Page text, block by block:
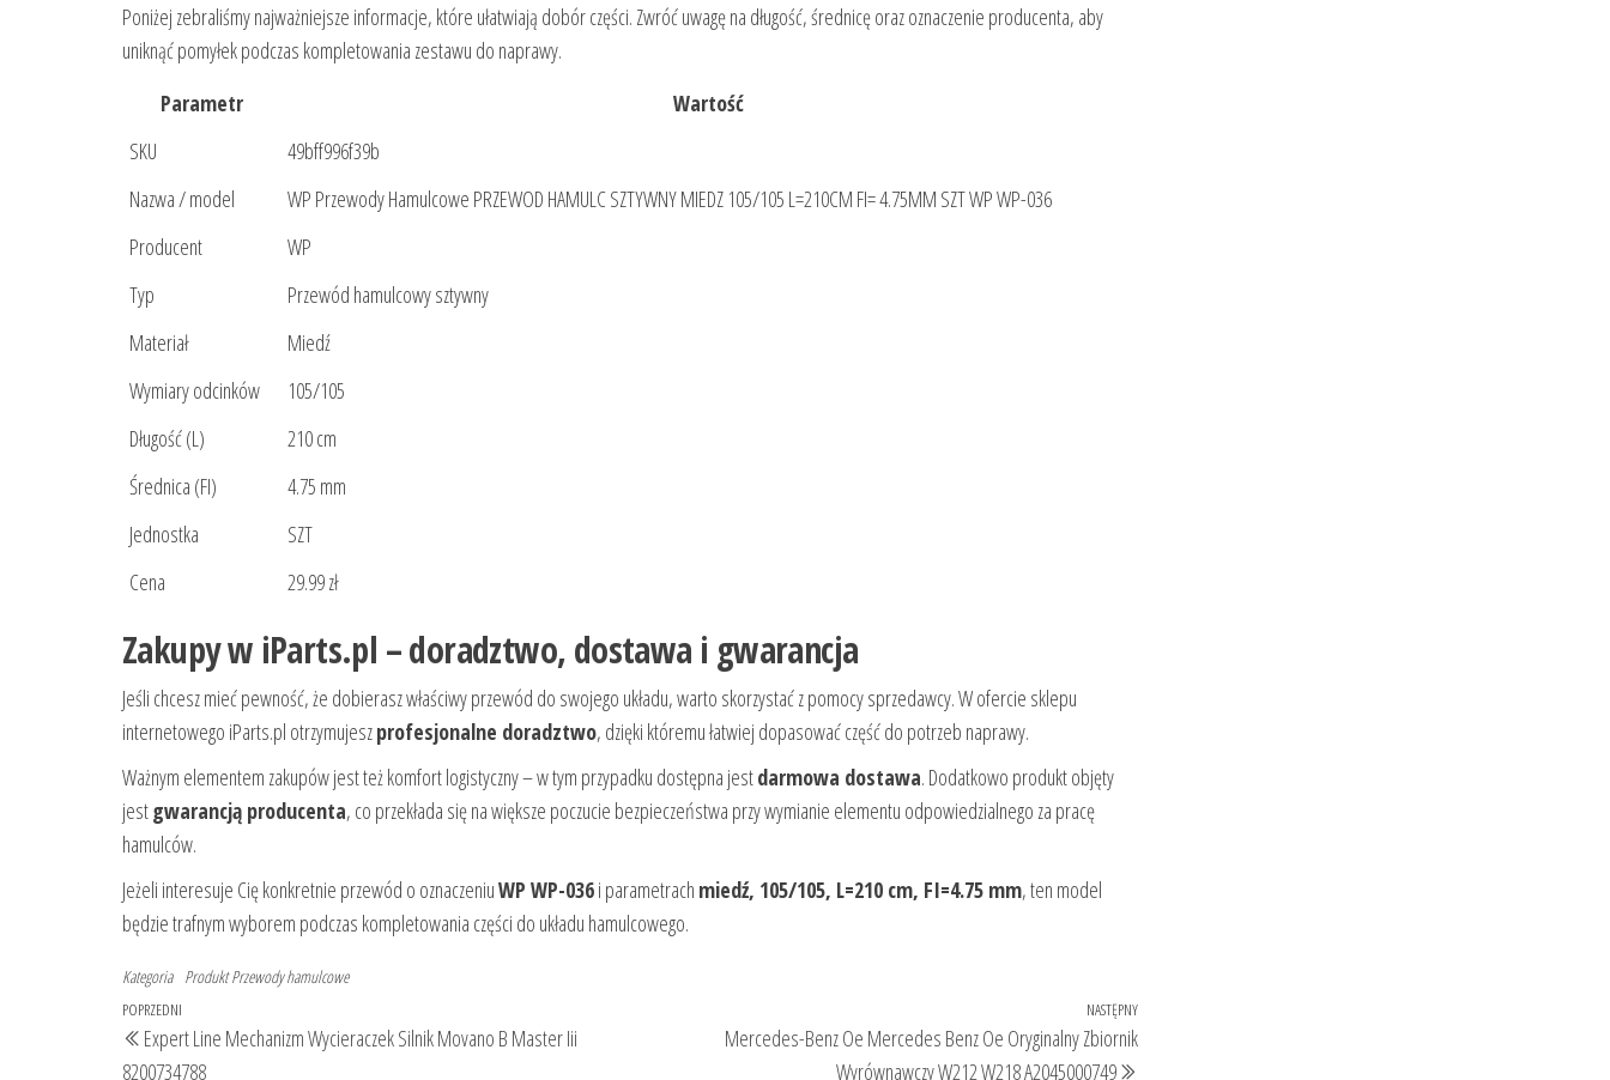
Poniżej zebraliśmy najważniejsze informacje, które ułatwiają dobór części. Zwróć uwagę na długość, średnicę oraz oznaczenie producenta, aby
uniknąć pomyłek podczas kompletowania zestawu do naprawy.
Parametr
Wartość
SKU
49bff996f39b
Nazwa / model
WP Przewody Hamulcowe PRZEWOD HAMULC SZTYWNY MIEDZ 105/105 L=210CM FI= 4.75MM SZT WP WP-036
Producent
WP
Typ
Przewód hamulcowy sztywny
Materiał
Miedź
Wymiary odcinków
105/105
Długość (L)
210 cm
Średnica (FI)
4.75 mm
Jednostka
SZT
Cena
29.99 zł
Zakupy w iParts.pl – doradztwo, dostawa i gwarancja
Jeśli chcesz mieć pewność, że dobierasz właściwy przewód do swojego układu, warto skorzystać z pomocy sprzedawcy. W ofercie sklepu
internetowego iParts.pl otrzymujeszprofesjonalne doradztwo, dzięki któremu łatwiej dopasować część do potrzeb naprawy.
Ważnym elementem zakupów jest też komfort logistyczny – w tym przypadku dostępna jestdarmowa dostawa. Dodatkowo produkt objęty
jestgwarancją producenta, co przekłada się na większe poczucie bezpieczeństwa przy wymianie elementu odpowiedzialnego za pracę
hamulców.
Jeżeli interesuje Cię konkretnie przewód o oznaczeniuWP WP-036i parametrach miedź, 105/105, L=210 cm, FI=4.75 mm, ten model
będzie trafnym wyborem podczas kompletowania części do układu hamulcowego.
Kategoria Produkt Przewody hamulcowe
Nawigacja
wpisu
Poprzedni
wpis
POPRZEDNI
Expert Line Mechanizm Wycieraczek Silnik Movano B Master Iii
8200734788
Następny
wpis
NASTĘPNY
Mercedes-Benz Oe Mercedes Benz Oe Oryginalny Zbiornik
Wyrównawczy W212 W218 A2045000749